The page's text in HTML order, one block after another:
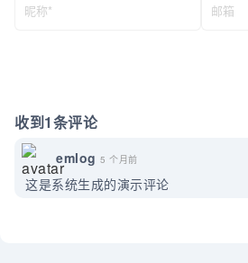
收到1条评论
emlog 5 个月前
这是系统生成的演示评论